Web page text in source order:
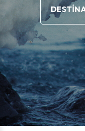
Mesajınız
Telefon, e-posta
izin veriyorum.
ediyorum.